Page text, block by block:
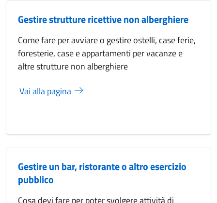
Gestire strutture ricettive non alberghiere
Come fare per avviare o gestire ostelli, case ferie,
foresterie, case e appartamenti per vacanze e
altre strutture non alberghiere
Vai alla pagina
Gestire un bar, ristorante o altro esercizio
pubblico